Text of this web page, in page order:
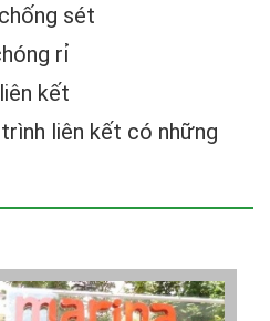
sét
rỉ
kết
liên kết có những